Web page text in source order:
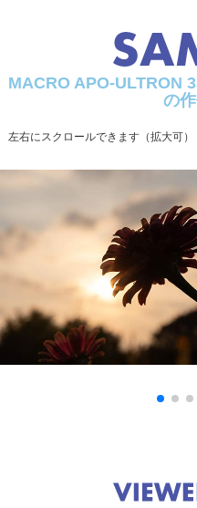
最大径×全長
フィルターサイズ
265g
MACRO APO-ULTRON
の
左右にスクロールできます（拡大可）